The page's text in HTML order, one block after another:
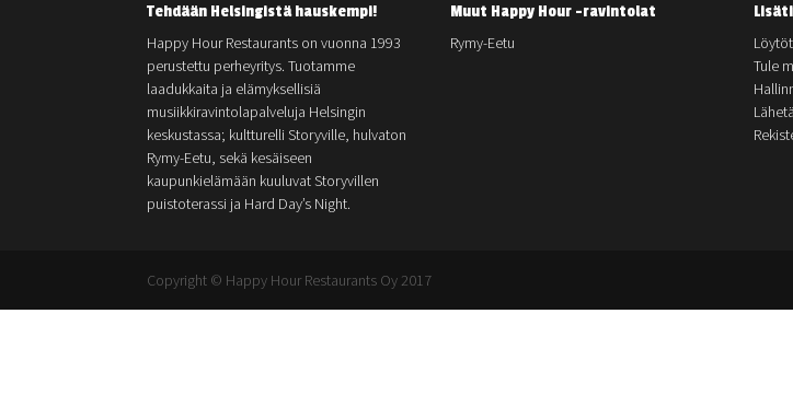
Tehdään Helsingistä hauskempi!
Happy Hour Restaurants on vuonna 1993
perustettu perheyritys. Tuotamme
laadukkaita ja elämyksellisiä
musiikkiravintolapalveluja Helsingin
keskustassa; kultturelli Storyville, hulvaton
Rymy-Eetu, sekä kesäiseen
kaupunkielämään kuuluvat Storyvillen
puistoterassi ja Hard Day’s Night.
Muut Happy Hour -ravintolat
Rymy-Eetu
Tule
Copyright © Happy Hour Restaurants Oy 2017